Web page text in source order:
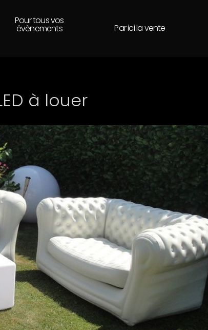
Pour tous vos
évènements Par ici la vente
à louer